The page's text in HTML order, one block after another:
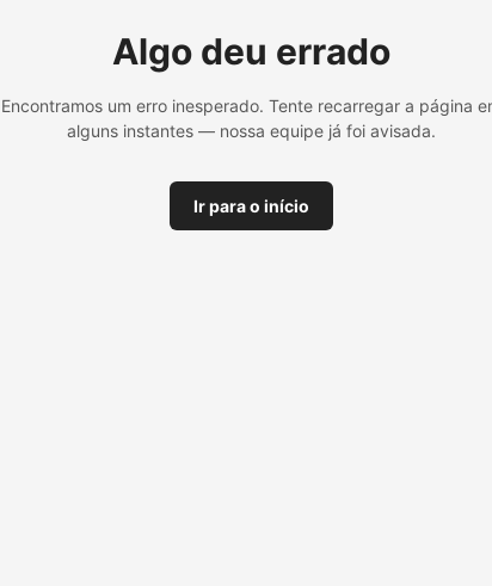
Algo deu errado
Encontramos um erro inesperado. Tente recarregar a página
alguns instantes — nossa equipe já foi avisada.
Ir para o início